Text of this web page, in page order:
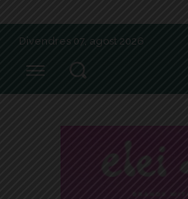
Divendres 07, agost 2026